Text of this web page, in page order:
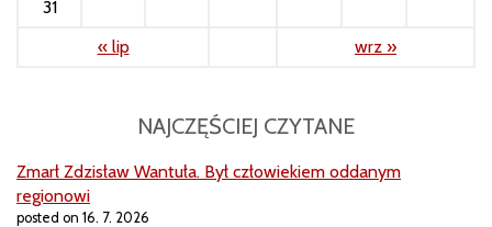
31
« lip
wrz »
NAJCZĘŚCIEJ CZYTANE
Zmarł Zdzisław Wantuła. Był człowiekiem oddanym
regionowi
posted on 16. 7. 2026